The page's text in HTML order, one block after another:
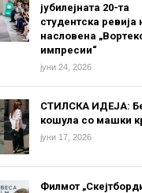
јубилејната 20-та
студентска
насловена
импресии“
јуни 24, 2026
СТИЛСКА ИДЕЈА:
кошула со машки
јуни 17, 2026
Филмот